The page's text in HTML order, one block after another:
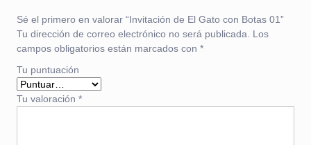
Sé el primero en valorar “Invitación de El Gato con Botas 01”
Tu dirección de correo electrónico no será publicada.
Los
campos obligatorios están marcados con *
Tu puntuación
Tu valoración *